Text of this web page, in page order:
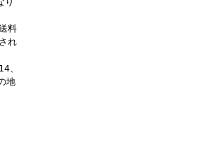
料
れ
、
地